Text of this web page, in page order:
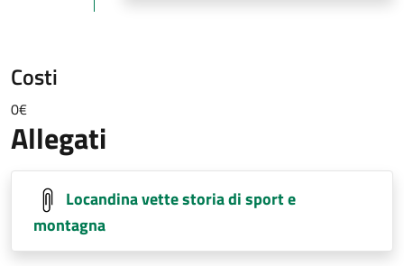
Costi
0€
Allegati
Locandina vette storia di sport e
montagna